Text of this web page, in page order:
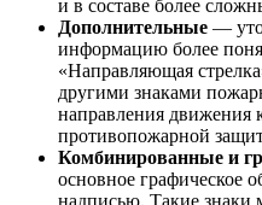
и в составе более
Дополнительные —
информацию более
«Направляющая
другими знаками
направления движения
противопожарной
Комбинированные и
основное графическое
надписью. Такие знаки